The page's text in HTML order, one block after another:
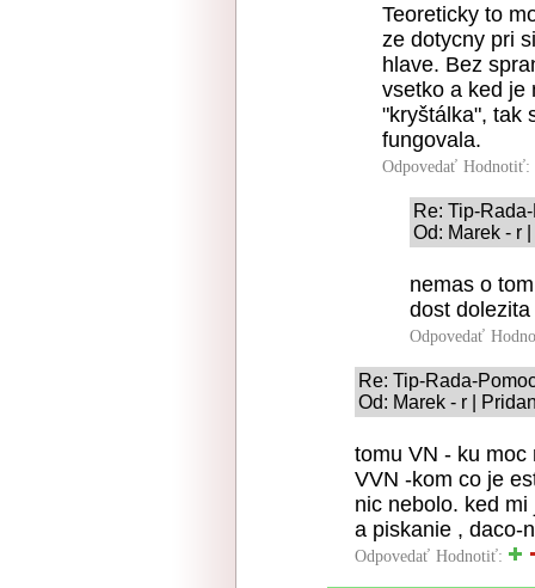
Teoreticky to
ze dotycny pri
hlave. Bez
vsetko a ked je
"kryštálka", tak
fungovala.
Odpovedať Hodnotiť:
Re: Tip-
Od: Marek - r
nemas o
dost dolezita
Odpovedať
Re: Tip-Rada-
Od: Marek - r |
tomu VN - ku moc
VVN -kom co je
nic nebolo. ked
a piskanie , daco-
Odpovedať Hodnotiť: